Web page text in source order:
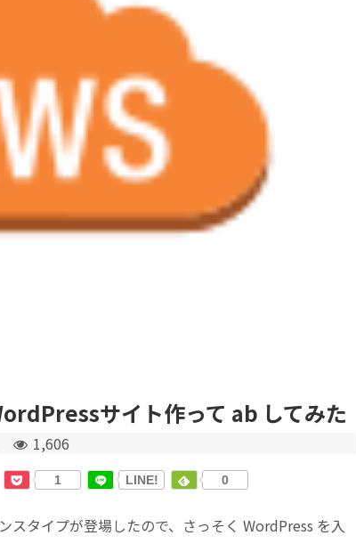
サイト作って ab してみた
1,606
1 LINE! 0
スタイプが登場したので、さっそく WordPress を入